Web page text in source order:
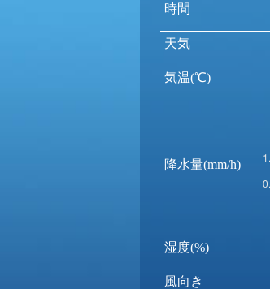
時間
天気
気温(℃)
降水量(mm/h)
湿度(%)
風向き